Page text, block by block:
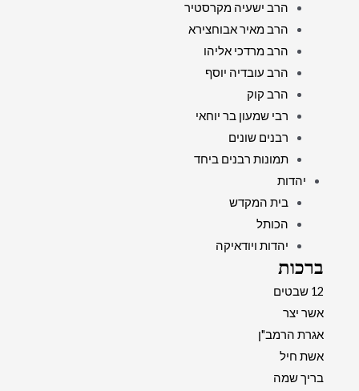
הרב ישעיה מקרסטיר
הרב מאיר אבוחצירא
הרב מרדכי אליהו
הרב עובדיה יוסף
הרב קוק
רבי שמעון בר יוחאי
רבנים שונים
תמונות רבנים ביחד
יהדות
בית המקדש
הכותל
יהדות ויודאיקה
ברכות
12 שבטים
אשר יצר
אגרת הרמב"ן
אשת חיל
בריך שמה